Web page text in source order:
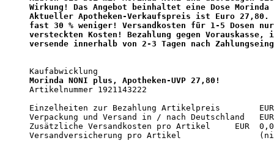
Wirkung! Das Angebot beinhaltet eine Dose
Aktueller Apotheken-Verkaufspreis ist Euro
fast 30 % weniger! Versandkosten für 1-5 Dosen
versteckten Kosten! Bezahlung gegen Vorauskasse,
versende innerhalb von 2-3 Tagen nach
Morinda NONI plus, Apotheken-UVP 27,80!
Artikelnummer 1921143222
Einzelheiten zur Bezahlung Artikelpreis
Verpackung und Versand in / nach Deutschland
Zusätzliche Versandkosten pro Artikel     EUR
Versandversicherung pro Artikel